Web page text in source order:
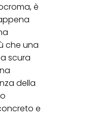
è
che una
scura
della
e